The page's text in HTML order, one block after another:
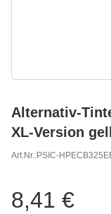
Alternativ-
XL-Version
Art.Nr.:PSIC-
8,41 €